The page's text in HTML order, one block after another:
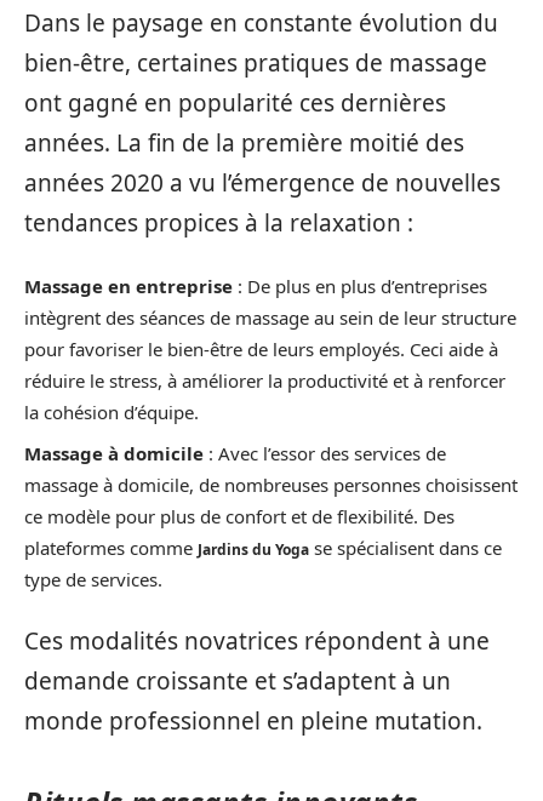
Dans le paysage en constante évolution du
bien-être, certaines pratiques de massage
ont gagné en popularité ces dernières
années. La fin de la première moitié des
années 2020 a vu l’émergence de nouvelles
tendances propices à la relaxation :
Massage en entreprise : De plus en plus d’entreprises
intègrent des séances de massage au sein de leur structure
pour favoriser le bien-être de leurs employés. Ceci aide à
réduire le stress, à améliorer la productivité et à renforcer
la cohésion d’équipe.
Massage à domicile : Avec l’essor des services de
massage à domicile, de nombreuses personnes choisissent
ce modèle pour plus de confort et de flexibilité. Des
plateformes comme Jardins du Yoga se spécialisent dans ce
type de services.
Ces modalités novatrices répondent à une
demande croissante et s’adaptent à un
monde professionnel en pleine mutation.